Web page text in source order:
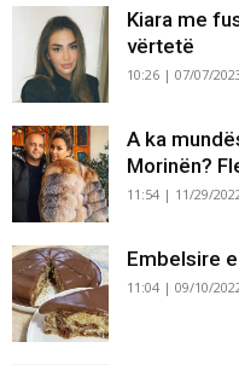
Kiara me
vërtetë
10:26 | 07/07/
A ka
Morinën?
11:54 | 11/29/
Embelsire
11:04 | 09/10/